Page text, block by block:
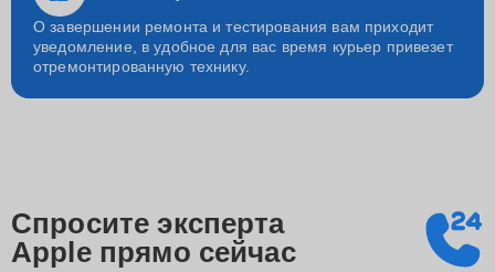
О завершении ремонта и тестирования вам приходит
уведомление, в удобное для вас время курьер привезет
отремонтированную технику.
Спросите эксперта
Apple прямо сейчас